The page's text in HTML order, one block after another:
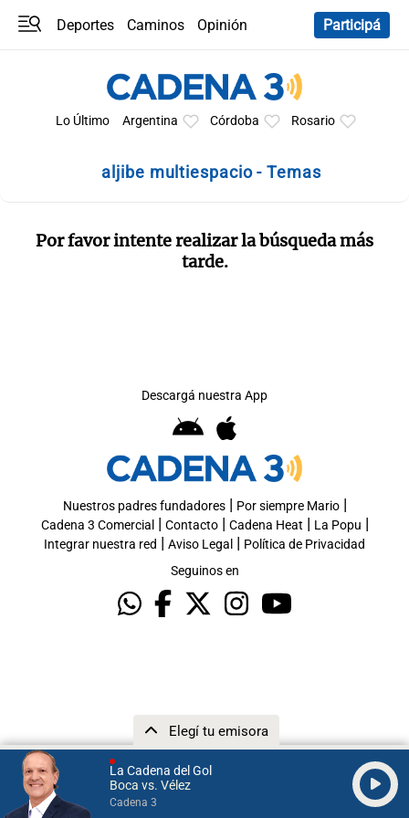
La Cadena del Gol
Boca vs. Vélez
Cadena 3
Elegí tu emisora
Deportes Caminos
Opinión
Participá
Lo Último Argentina Córdoba Rosario
aljibe multiespacio - Temas
Por favor intente realizar la búsqueda más
tarde.
Descargá nuestra App
Nuestros padres fundadores| Por siempre Mario|
Cadena 3 Comercial | Contacto| Cadena Heat | La Popu |
Integrar nuestra red | Aviso Legal | Política de Privacidad
Seguinos en